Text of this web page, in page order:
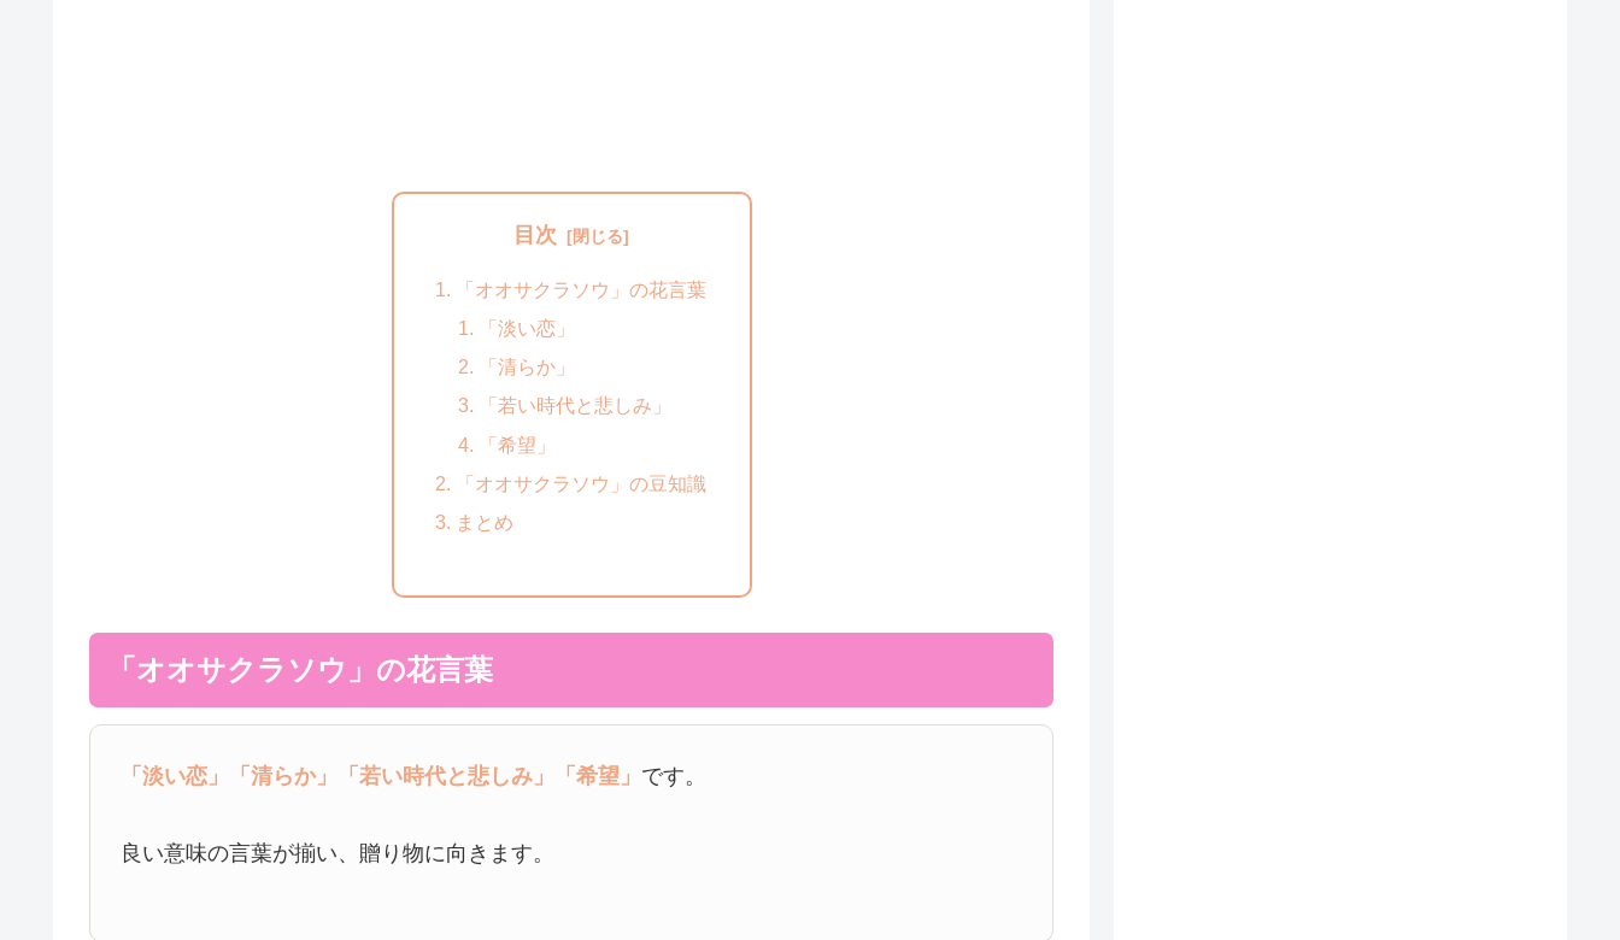
目次
「オオサクラソウ」の花言葉
「淡い恋」
「清らか」
「若い時代と悲しみ」
「希望」
「オオサクラソウ」の豆知識
まとめ
「オオサクラソウ」の花言葉
「淡い恋」 「清らか」 「若い時代と悲しみ」 「希望」 です。
良い意味の言葉が揃い、贈り物に向きます。